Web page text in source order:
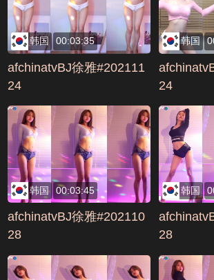
韩国 00:03:35
afchinatvBJ徐雅#202111
24
韩国
24
韩国 00:03:45
afchinatvBJ徐雅#202110
28
韩国
28